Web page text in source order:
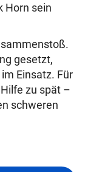
Horn sein
gesetzt,
Einsatz. Für
zu spät –
schweren